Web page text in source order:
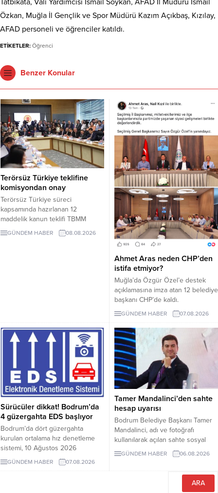
Özkan, Muğla İl Gençlik ve Spor Müdürü Kazım Açıkbaş, Kızılay,
AFAD personeli ve öğrenciler katıldı.
ETİKETLER: Öğrenci
Benzer Konular
Terörsüz Türkiye teklifine
komisyondan onay
Terörsüz Türkiye süreci
kapsamında hazırlanan 12
maddelik kanun teklifi TBMM
Adalet Komisyonunda kabul edildi.
Teklif 5 ve 10 yıllık erteleme
GÜNDEM HABER 08.08.2026
Ahmet Aras neden CHP’den
istifa etmiyor?
Muğla’da Özgür Özel’e destek
açıklamasına imza atan 12 belediye
başkanı CHP’de kaldı.
Milletvekilleri Yeni Parti’ye
geçerken belediye başkanlarının
tutumu ve CHP yönetiminin
sessizliği tartışılıyor.
GÜNDEM HABER 07.08.2026
Sürücüler dikkat! Bodrum’da
4 güzergahta EDS başlıyor
Bodrum’da dört güzergahta
kurulan ortalama hız denetleme
sistemi, 10 Ağustos 2026
Pazartesi günü devreye girecek.
İşte EDS uygulanacak yollar.
GÜNDEM HABER 07.08.2026
Tamer Mandalinci’den sahte
hesap uyarısı
Bodrum Belediye Başkanı Tamer
Mandalinci, adı ve fotoğrafı
kullanılarak açılan sahte sosyal
medya hesaplarına karşı uyarıda
bulundu. Mandalinci, tek resmî
GÜNDEM HABER 06.08.2026